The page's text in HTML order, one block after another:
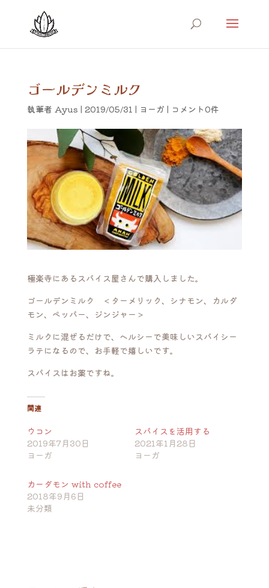
ゴールデンミルク
執筆者 Ayus | 2019/05/31 | ヨーガ | コメント0件
極楽寺にあるスパイス屋さんで購入しました。
ゴールデンミルク ＜ターメリック、シナモン、カルダ
モン、ペッパー、ジンジャー＞
ミルクに混ぜるだけで、ヘルシーで美味しいスパイシー
ラテになるので、お手軽で嬉しいです。
スパイスはお薬ですね。
関連
ウコン
2019年7月30日
ヨーガ
スパイスを活用する
2021年1月28日
ヨーガ
カーダモン with coffee
2018年9月6日
未分類